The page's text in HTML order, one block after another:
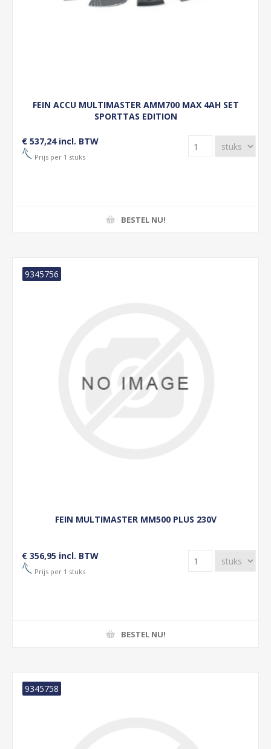
FEIN ACCU MULTIMASTER AMM700 MAX 4AH SET
SPORTTAS EDITION
€ 537,24 incl. BTW
Prijs per 1 stuks
BESTEL NU!
FEIN MULTIMASTER MM500 PLUS 230V
9345756
€ 356,95 incl. BTW
Prijs per 1 stuks
BESTEL NU!
9345758